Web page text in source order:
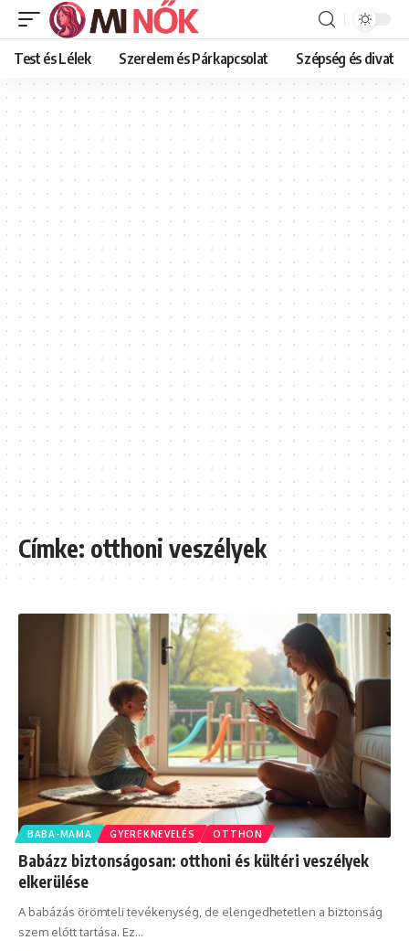
Test és Lélek Szerelem és Párkapcsolat Szépség és divat
Címke:otthoni veszélyek
BABA-MAMA GYEREKNEVELÉS OTTHON
Babázz biztonságosan: otthoni és kültéri veszélyek
elkerülése
A babázás örömteli tevékenység, de elengedhetetlen a biztonság
szem előtt tartása. Ez…